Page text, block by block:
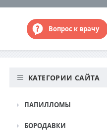
Вопрос к врачу
КАТЕГОРИИ САЙТА
ПАПИЛЛОМЫ
БОРОДАВКИ